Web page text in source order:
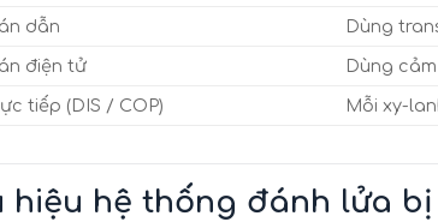
dẫn
Dùng
điện tử Dùng
tiếp (DIS / COP) Mỗi xy-
hiệu hệ thống đánh lửa bị